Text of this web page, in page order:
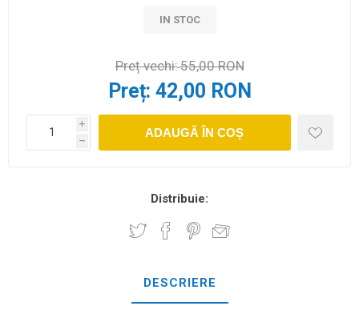
IN STOC
Preț vechi:55,00 RON
Preț: 42,00 RON
i
h
ADAUGĂ ÎN COȘ
Distribuie:
DESCRIERE